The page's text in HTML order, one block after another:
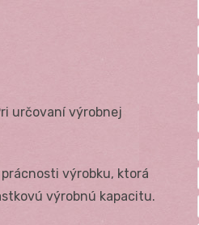
určovaní výrobnej
výrobku, ktorá
výrobnú kapacitu.